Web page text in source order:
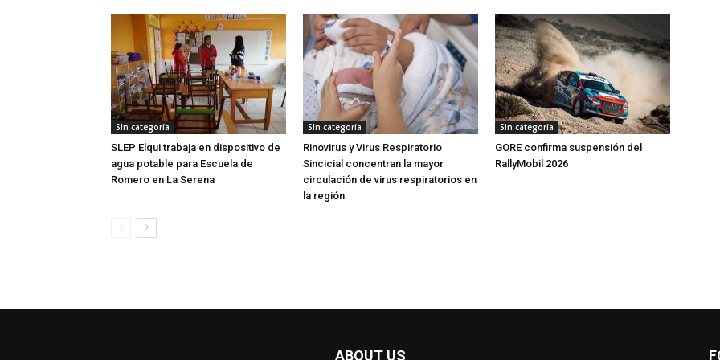
Sin categoría
SLEP Elqui trabaja en dispositivo de
agua potable para Escuela de
Romero en La Serena
Sin categoría
Rinovirus y Virus Respiratorio
Sincicial concentran la mayor
circulación de virus respiratorios en
la región
Sin categoría
GORE confirma suspensión del
RallyMobil 2026
ABOUT US